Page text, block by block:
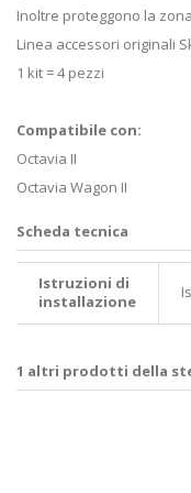
Inoltre proteggono la
Linea accessori originali
1 kit = 4 pezzi
Compatibile con:
Octavia II
Octavia Wagon II
Scheda tecnica
Istruzioni di
installazione
1 altri prodotti della